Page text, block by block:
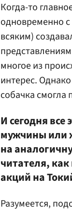
Когда-то
одновременно
всяким)
многое из
интерес.
собачка смогла
И сегодня
мужчины или
на
читателя,
акций на
Разумеется,